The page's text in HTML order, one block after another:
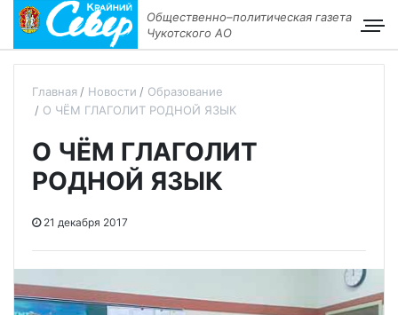
Общественно–политическая газета
Чукотского АО
Главная Новости
Образование
О ЧЁМ ГЛАГОЛИТ РОДНОЙ ЯЗЫК
О ЧЁМ ГЛАГОЛИТ
РОДНОЙ ЯЗЫК
21 декабря 2017